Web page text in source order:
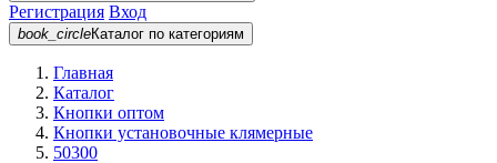
Регистрация Вход
book_circleКаталог по категориям
Главная
Каталог
Кнопки оптом
Кнопки установочные клямерные
50300